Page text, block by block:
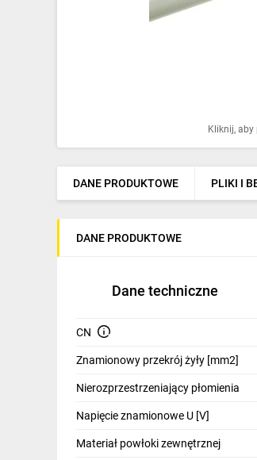
Oprawy oświetleniowe
Ogrzewanie
Elektronarzędzia i mierniki
Dom i ogród
Odzież ochronna i BHP
Kliknij, aby
DANE PRODUKTOWE PLIKI I
DANE PRODUKTOWE
Dane techniczne
CN
Znamionowy przekrój żyły [mm2]
Nierozprzestrzeniający płomienia
Napięcie znamionowe U [V]
Materiał powłoki zewnętrznej